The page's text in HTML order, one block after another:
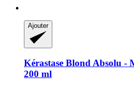
Ajouter
Kérastase Blond Absolu -​
200 ml